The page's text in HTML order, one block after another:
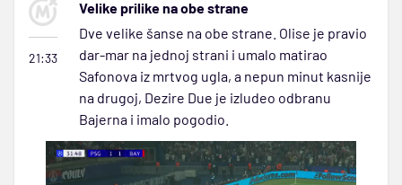
21:33
Velike prilike na obe strane
Dve velike šanse na obe strane. Olise je pravio
dar-mar na jednoj strani i umalo matirao
Safonova iz mrtvog ugla, a nepun minut kasnije
na drugoj, Dezire Due je izludeo odbranu
Bajerna i imalo pogodio.